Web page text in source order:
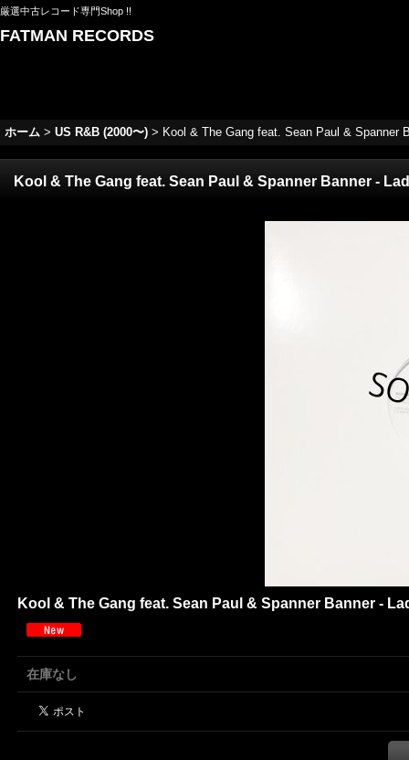
厳選中古レコード専門Shop !!
FATMAN RECORDS
ホーム > US R&B (2000〜) > Kool & The Gang feat. Sean Paul & Spanner
Kool & The Gang feat. Sean Paul & Spanner Banner -
Kool & The Gang feat. Sean Paul & Spanner Banner -
在庫なし